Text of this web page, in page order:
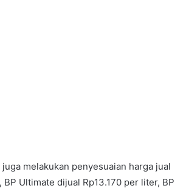
melakukan penyesuaian harga jual
Ultimate dijual Rp13.170 per liter, BP